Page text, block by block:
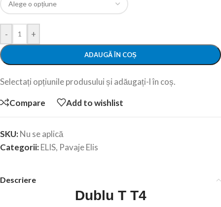
- +
ADAUGĂ ÎN COȘ
Selectați opțiunile produsului și adăugați-l în coș.
Compare Add to wishlist
SKU:Nu se aplică
Categorii:ELIS, Pavaje Elis
Descriere
Dublu T T4